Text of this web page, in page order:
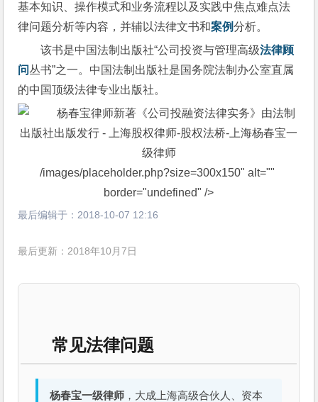
基本知识、操作模式和业务流程以及实践中焦点难点法
律问题分析等内容，并辅以法律文书和案例分析。
该书是中国法制出版社“公司投资与管理高级法律顾
问丛书”之一。中国法制出版社是国务院法制办公室直属
的中国顶级法律专业出版社。
/images/placeholder.php?size=300x150" alt=""
border="undefined" />
最后编辑于： 2018-10-07 12:16
最后更新：2018年10月7日
常见法律问题
杨春宝一级律师 ，大成上海高级合伙人、资本